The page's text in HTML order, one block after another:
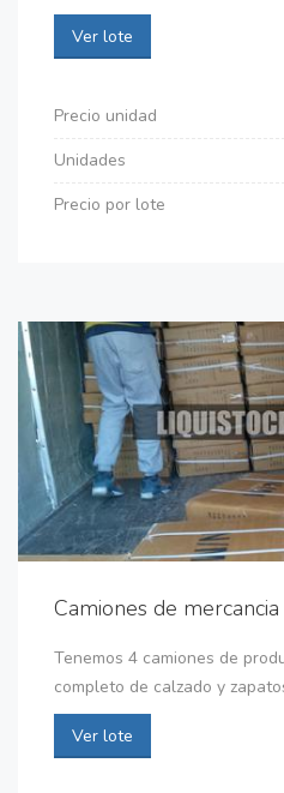
Ver lote
Precio unidad
Unidades
Precio por lote
Camiones de
Tenemos 4 camiones de
completo de calzado y
Ver lote